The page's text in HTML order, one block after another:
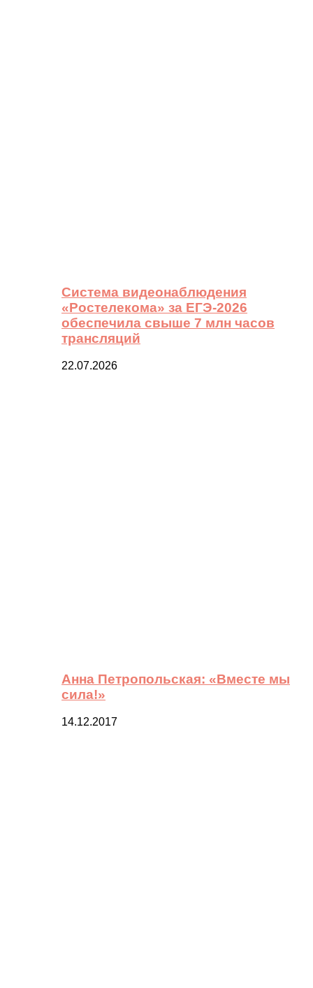
Система видеонаблюдения
«Ростелекома» за ЕГЭ-2026
обеспечила свыше 7 млн часов
трансляций
22.07.2026
Анна Петропольская: «Вместе мы
сила!»
14.12.2017